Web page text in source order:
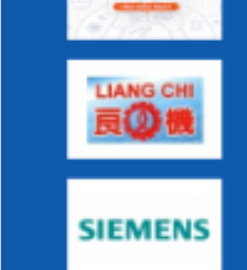
Các hoạt động vì
cộng đồng dự kiến
thực hiện
Các hoạt động của